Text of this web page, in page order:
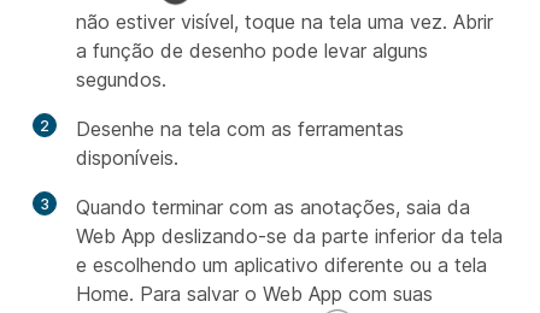
não estiver visível, toque na tela uma vez. Abrir
a função de desenho pode levar alguns
segundos.
2
Desenhe na tela com as ferramentas
disponíveis.
3
Quando terminar com as anotações, saia da
Web App deslizando-se da parte inferior da tela
e escolhendo um aplicativo diferente ou a tela
Home. Para salvar o Web App com suas